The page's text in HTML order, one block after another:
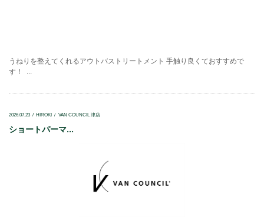
うねりを整えてくれるアウトバストリートメント 手触り良くておすすめで
す！ ...
2026.07.23 HIROKI VAN COUNCIL 津店
ショートパーマ...